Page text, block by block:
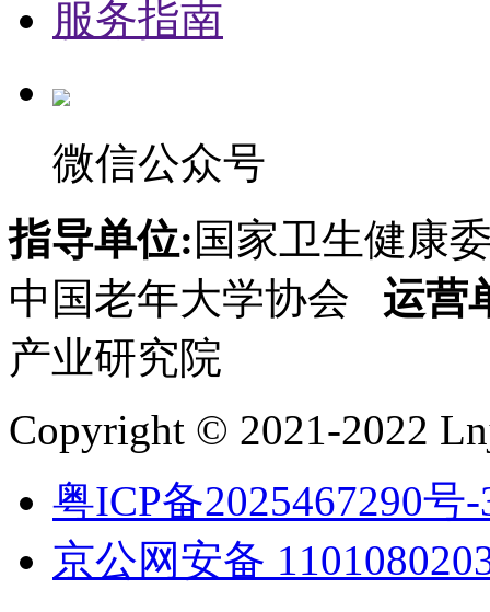
服务指南
微信公众号
指导单位:国家卫生健康
中国老年大学协会 运营
产业研究院
Copyright © 2021-2022
粤ICP备2025467290号-
京公网安备